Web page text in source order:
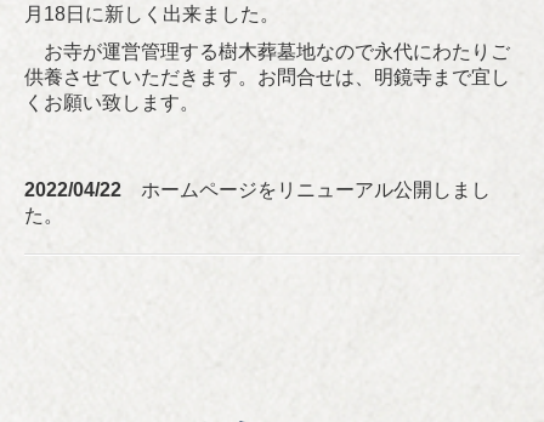
月18日に新しく出来ました。
お寺が運営管理する樹木葬墓地なので永代にわたりご
供養させていただきます。お問合せは、明鏡寺まで宜し
くお願い致します。
2022/04/22 ホームページをリニューアル公開しまし
た。